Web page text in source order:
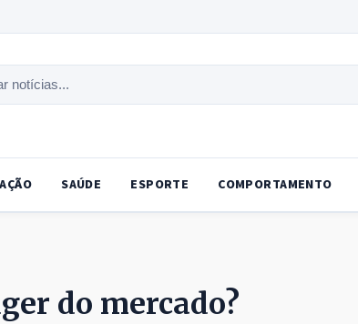
SAÚDE ESPORTE COMPORTAMENTO
do mercado?